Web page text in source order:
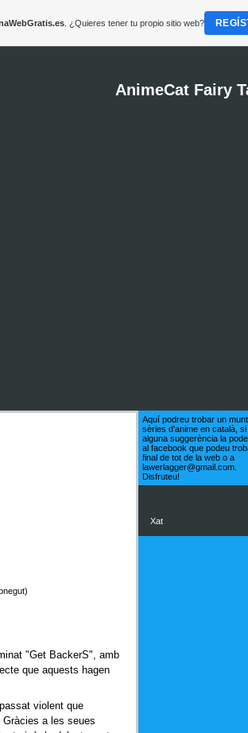
AnimeCat Fairy
"Get BackerS", amb
que aquests hagen
violent que
a les seues
Aquí podreu trobar un
sèries d'anime en català, si
alguna suggerència la
al facebook que podeu
final de tot de la web o a
lawerlagger@gmail.com.
Disfruteu!
Xat
. ¿Quieres tener tu propio sitio web?